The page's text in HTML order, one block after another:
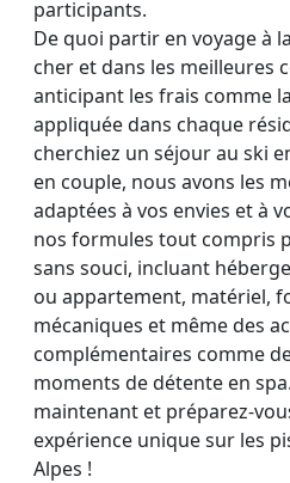
participants.
De quoi partir en voyage à
cher et dans les meilleures
anticipant les frais comme
appliquée dans chaque
cherchiez un séjour au ski
en couple, nous avons les
adaptées à vos envies et à
nos formules tout compris
sans souci, incluant
ou appartement, matériel,
mécaniques et même des
complémentaires comme
moments de détente en
maintenant et préparez-
expérience unique sur les
Alpes !